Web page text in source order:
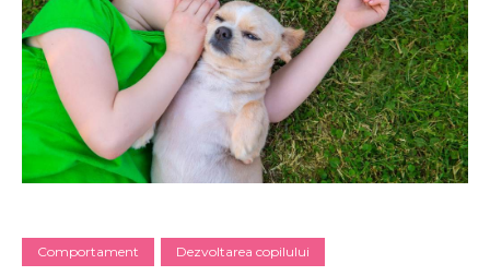
Comportament Dezvoltarea copilului